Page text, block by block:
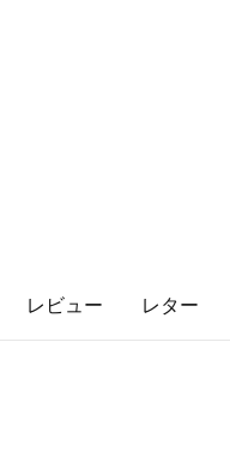
レビュー レター